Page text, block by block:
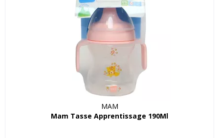
MAM
Mam Tasse Apprentissage 190Ml